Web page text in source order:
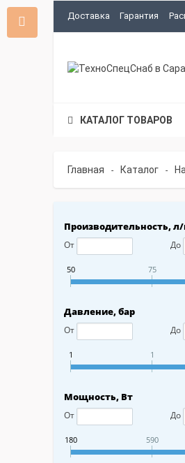
Доставка Гарантия
КАТАЛОГ ТОВАРОВ
Главная - Каталог -
Производительность,
От До
50 75
Давление, бар
От До
1 1
Мощность, Вт
От До
180 590